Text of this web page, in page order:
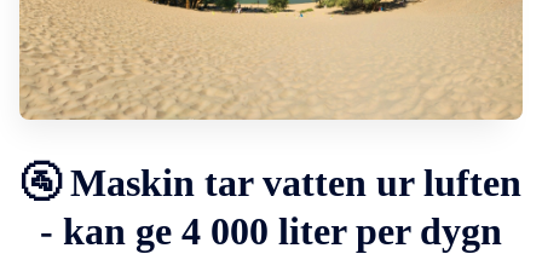
🚰 Maskin tar vatten ur luften
- kan ge 4 000 liter per dygn